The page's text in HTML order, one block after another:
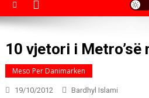
10 vjetori i Metro’së
Meso Per Danimarken
19/10/2012 Bardhyl Islami